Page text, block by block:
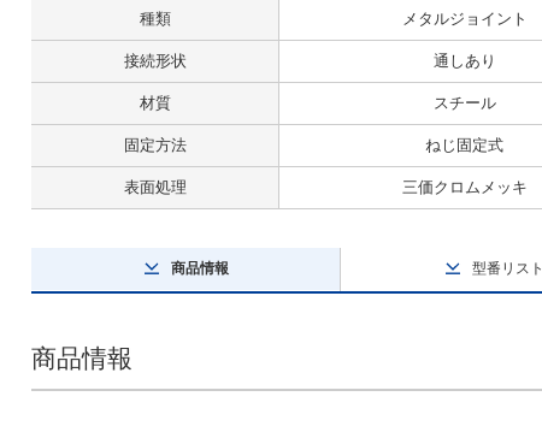
種類 メタルジョイント
接続形状 通しあり
材質 スチール
固定方法 ねじ固定式
表面処理 三価クロムメッキ
商品情報 型番リスト
商品情報